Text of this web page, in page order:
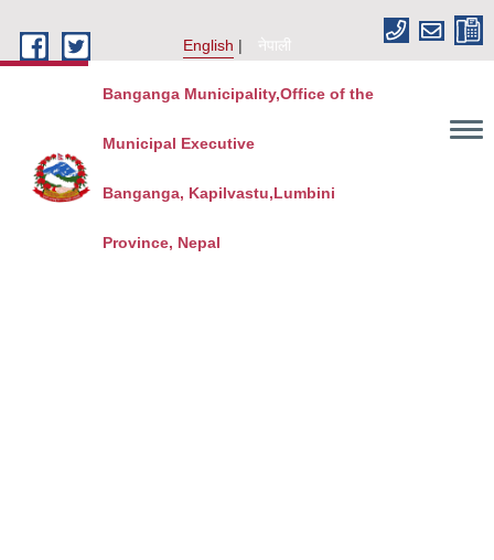
English
नेपाली
Banganga Municipality,Office of the
Municipal Executive
Banganga, Kapilvastu,Lumbini
Province, Nepal